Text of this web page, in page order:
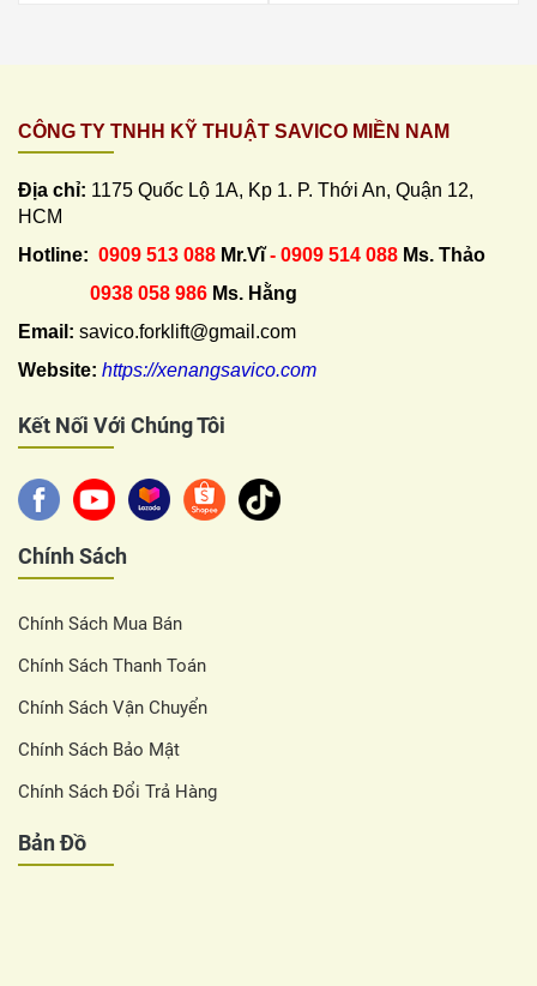
CÔNG TY TNHH KỸ THUẬT SAVICO MIỀN NAM
Địa chỉ: 1175 Quốc Lộ 1A, Kp 1. P. Thới An, Quận 12,
HCM
Hotline: 0909 513 088 Mr.Vĩ- 0909 514 088 Ms. Thảo
0938 058 986 Ms. Hằng
Email: savico.forklift@gmail.com
Website: https://xenangsavico.com
Kết Nối Với Chúng Tôi
Chính Sách
Chính Sách Mua Bán
Chính Sách Thanh Toán
Chính Sách Vận Chuyển
Chính Sách Bảo Mật
Chính Sách Đổi Trả Hàng
Bản Đồ